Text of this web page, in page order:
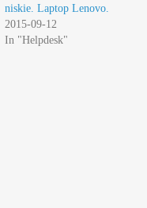
niskie. Laptop Lenovo.
2015-09-12
In "Helpdesk"